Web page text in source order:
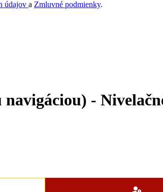
údajov a Zmluvné podmienky.
-